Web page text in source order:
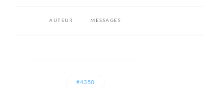
AUTEUR MESSAGES
#4350